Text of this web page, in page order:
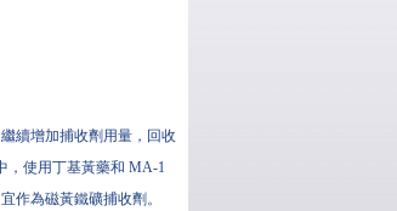
續增加捕收劑用量，回收
，使用丁基黃藥和 MA-1
作為磁黃鐵礦捕收劑。